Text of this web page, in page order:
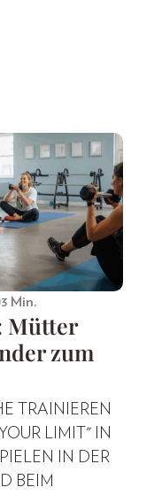
3 Min.
Mütter
zum
TRAINIEREN
LIMIT" IN
IN DER
BEIM